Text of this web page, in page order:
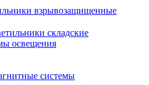
взрывозащищенные
складские
освещения
системы